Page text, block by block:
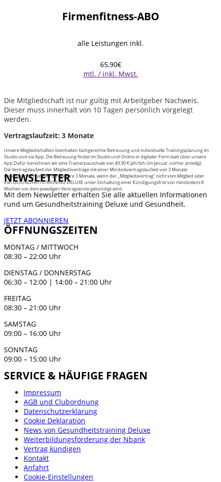
Firmenfitness-ABO
alle Leistungen inkl.
65,90€
mtl. / inkl. Mwst.
Die Mitgliedschaft ist nur gültig mit Arbeitgeber Nachweis.
Dieser muss innerhalt von 10 Tagen persönlich vorgelegt
werden.
Vertragslaufzeit: 3 Monate
Unsere Mitgliedschaften beinhalten fachgerechte Betreuung und individuelle Trainingsplanung im
Studio und via App. Die Betreuung findet im Studio und Online in digitaler Form statt über unsere
App.Dafür berechnen wir eine Trainerpauschale von 49,90 € jährlich (im Januar, vorher anteilig).
Die Vertragslaufzeit der Mitgliedsverträge mit einer Mindestvertragslaufzeit von 3 Monate
verlängern sich jeweils um weitere 3 Monate, wenn der „Mitgliedsvertrag“ nicht vom Mitglied oder
von GESUNDHEITSTRAINING DELUXE unter Einhaltung einer Kündigungsfrist von mindestens 8
Wochen vor dem jeweiligen Vertragsende gekündigt wird.
NEWSLETTER
Mit dem Newsletter erhalten Sie alle aktuellen Informationen
rund um Gesundheitstraining Deluxe und Gesundheit.
JETZT ABONNIEREN
ÖFFNUNGSZEITEN
MONTAG / MITTWOCH
08:30 – 22:00 Uhr
DIENSTAG / DONNERSTAG
06:30 – 12:00 | 14:00 – 21:00 Uhr
FREITAG
08:30 – 21:00 Uhr
SAMSTAG
09:00 – 16:00 Uhr
SONNTAG
09:00 – 15:00 Uhr
SERVICE & HÄUFIGE FRAGEN
Impressum
AGB und Clubordnung
Datenschutzerklärung
Cookie Deklaration
News von Gesundheitstraining Deluxe
Weiterbildungsförderung der Nbank
Vertrag kündigen
Kontakt
Anfahrt
Cookie-Einstellungen